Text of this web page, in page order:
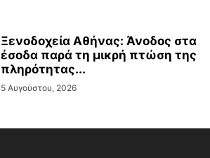
Ξενοδοχεία Αθήνας: Άνοδος στα
έσοδα παρά τη μικρή πτώση της
πληρότητας...
5 Αυγούστου, 2026